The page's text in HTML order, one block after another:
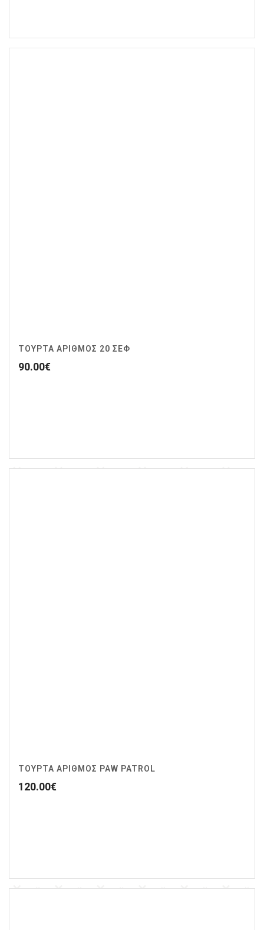
ΤΟΥΡΤΑ ΑΡΙΘΜΟΣ 20 ΣΕΦ
90.00€
ΤΟΥΡΤΑ ΑΡΙΘΜΟΣ PAW PATROL
120.00€